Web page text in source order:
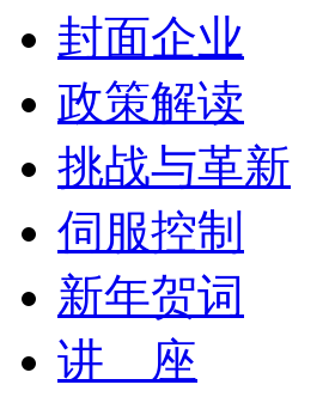
封面企业
政策解读
挑战与革新
伺服控制
新年贺词
讲 座